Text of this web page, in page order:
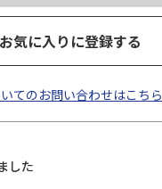
お気に入りに登録する
てのお問い合わせはこちら
した